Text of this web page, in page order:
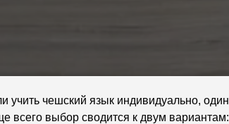
учить чешский язык индивидуально,
всего выбор сводится к двум